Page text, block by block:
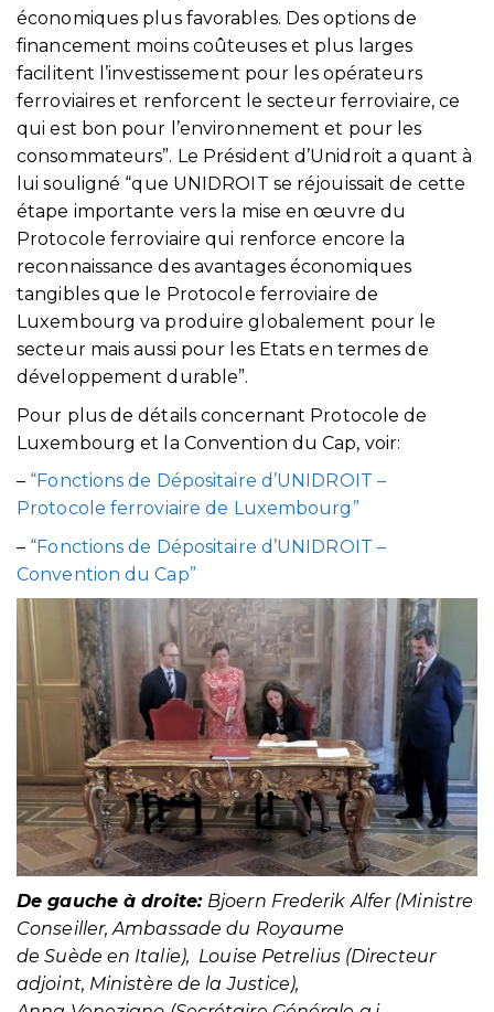
économiques plus favorables. Des options de
financement moins coûteuses et plus larges
facilitent l’investissement pour les opérateurs
ferroviaires et renforcent le secteur ferroviaire, ce
qui est bon pour l’environnement et pour les
consommateurs”. Le Président d’Unidroit a quant à
lui souligné “que UNIDROIT se réjouissait de cette
étape importante vers la mise en œuvre du
Protocole ferroviaire qui renforce encore la
reconnaissance des avantages économiques
tangibles que le Protocole ferroviaire de
Luxembourg va produire globalement pour le
secteur mais aussi pour les Etats en termes de
développement durable”.
Pour plus de détails concernant Protocole de
Luxembourg et la Convention du Cap, voir:
– “Fonctions de Dépositaire d’UNIDROIT –
Protocole ferroviaire de Luxembourg”
– “Fonctions de Dépositaire d’UNIDROIT –
Convention du Cap”
De gauche à droite: Bjoern Frederik Alfer (Ministre
Conseiller, Ambassade du Royaume
de Suède en Italie), Louise Petrelius (Directeur
adjoint, Ministère de la Justice),